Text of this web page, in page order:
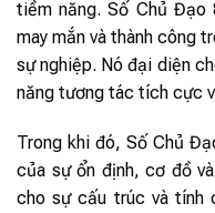
tiềm năng. Số Chủ Đạo
may mắn và thành công
sự nghiệp. Nó đại diện
năng tương tác tích cực
Trong khi đó, Số Chủ
của sự ổn định, cơ đồ
cho sự cấu trúc và tính